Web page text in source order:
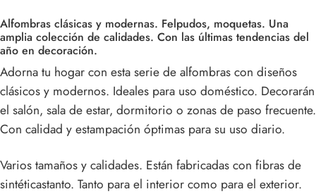
Alfombras clásicas y modernas. Felpudos, moquetas. Una
amplia colección de calidades. Con las últimas tendencias del
año en decoración.
Adorna tu hogar con esta serie de alfombras con diseños
clásicos y modernos. Ideales para uso doméstico. Decorarán
el salón, sala de estar, dormitorio o zonas de paso frecuente.
Con calidad y estampación óptimas para su uso diario.
Varios tamaños y calidades. Están fabricadas con fibras de
sintéticastanto. Tanto para el interior como para el exterior.